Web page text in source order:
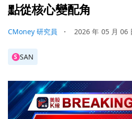
點從核心變配角
CMoney 研究員 ・ 2026 年 05 月 06
S SAN